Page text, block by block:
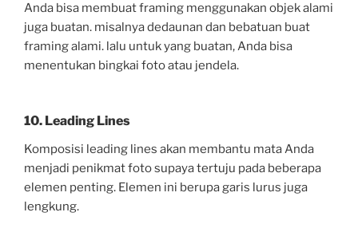
Anda bisa membuat framing menggunakan objek alami
juga buatan. misalnya dedaunan dan bebatuan buat
framing alami. lalu untuk yang buatan, Anda bisa
menentukan bingkai foto atau jendela.
10. Leading Lines
Komposisi leading lines akan membantu mata Anda
menjadi penikmat foto supaya tertuju pada beberapa
elemen penting. Elemen ini berupa garis lurus juga
lengkung.